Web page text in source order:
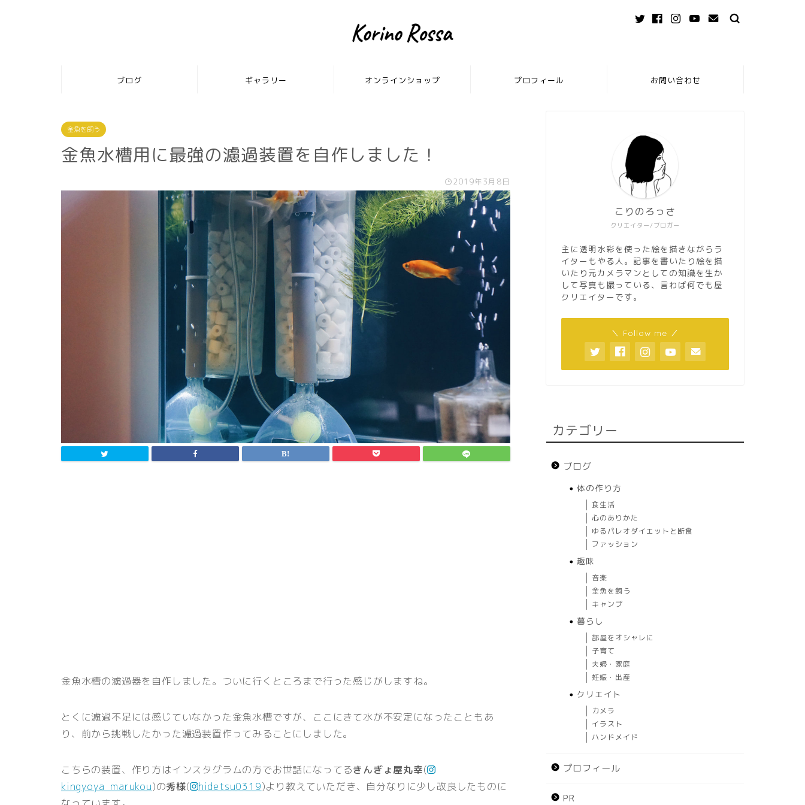
ブログ ギャラリー オンラインショップ プロフィール お問い合わせ
金魚を飼う
金魚水槽用に最強の濾過装置を自作しました！
2019年3月8日
金魚水槽の濾過器を自作しました。ついに行くところまで行った感じがしますね。
とくに濾過不足には感じていなかった金魚水槽ですが、ここにきて水が不安定になったこともあ
り、前から挑戦したかった濾過装置作ってみることにしました。
こちらの装置、作り方はインスタグラムの方でお世話になってるきんぎょ屋丸幸(
kingyoya_marukou)の秀様( hidetsu0319)より教えていただき、自分なりに少し改良したものに
クリエイター/ブロガー
こりのろっさ
主に透明水彩を使った絵を描きながらラ
イターもやる人。記事を書いたり絵を描
いたり元カメラマンとしての知識を生か
して写真も撮っている、言わば何でも屋
クリエイターです。
＼ Follow me ／
カテゴリー
ブログ
体の作り方
食生活
心のありかた
ゆるパレオダイエットと断食
ファッション
趣味
音楽
金魚を飼う
キャンプ
暮らし
部屋をオシャレに
子育て
夫婦・家庭
妊娠・出産
クリエイト
カメラ
イラスト
ハンドメイド
プロフィール
PR